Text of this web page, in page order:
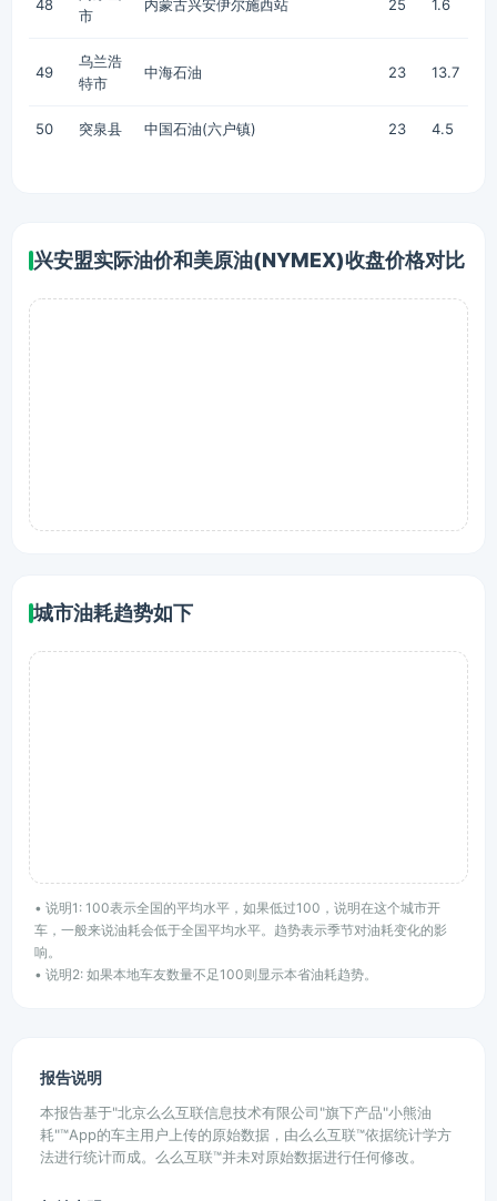
48
市
内蒙古兴安伊尔施西站 25 1.6
49
乌兰浩
特市
中海石油 23 13.7
50 突泉县 中国石油(六户镇) 23 4.5
兴安盟实际油价和美原油(NYMEX)收盘价格对比
城市油耗趋势如下
• 说明1: 100表示全国的平均水平，如果低过100，说明在这个城市开
车，一般来说油耗会低于全国平均水平。趋势表示季节对油耗变化的影
响。
• 说明2: 如果本地车友数量不足100则显示本省油耗趋势。
报告说明
本报告基于"北京么么互联信息技术有限公司"旗下产品"小熊油
耗"™App的车主用户上传的原始数据，由么么互联™依据统计学方
法进行统计而成。么么互联™并未对原始数据进行任何修改。